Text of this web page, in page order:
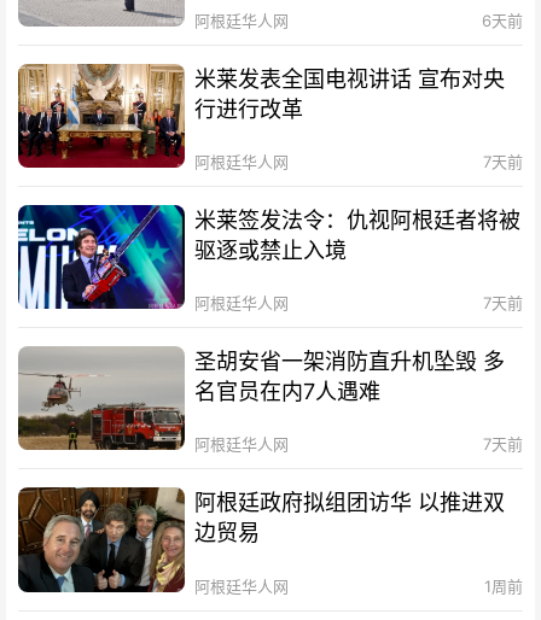
阿根廷华人网 6天前
米莱发表全国电视讲话 宣布对央
行进行改革
阿根廷华人网 7天前
米莱签发法令：仇视阿根廷者将被
驱逐或禁止入境
阿根廷华人网 7天前
圣胡安省一架消防直升机坠毁 多
名官员在内7人遇难
阿根廷华人网 7天前
阿根廷政府拟组团访华 以推进双
边贸易
阿根廷华人网 1周前